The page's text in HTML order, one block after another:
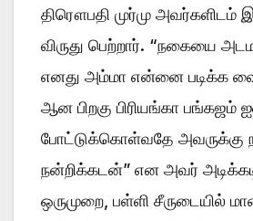
திரௌபதி முர்மு அவர்களிடம்
விருது பெற்றார். “நகையை
எனது அம்மா என்னை படிக்க
ஆன பிறகு பிரியங்கா பங்கஜம்
போட்டுக்கொள்வதே அவருக்கு
நன்றிக்கடன்” என அவர் அடிக்கடி
ஒருமுறை, பள்ளி சீருடையில்